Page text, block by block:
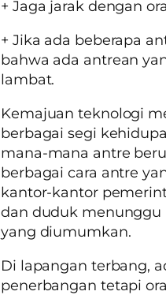
+ Jaga jarak dengan
+ Jika ada beberapa
bahwa ada antrean
lambat.
Kemajuan teknologi
berbagai segi
mana-mana antre
berbagai cara antre
kantor-kantor
dan duduk
yang diumumkan.
Di lapangan terbang,
penerbangan tetapi